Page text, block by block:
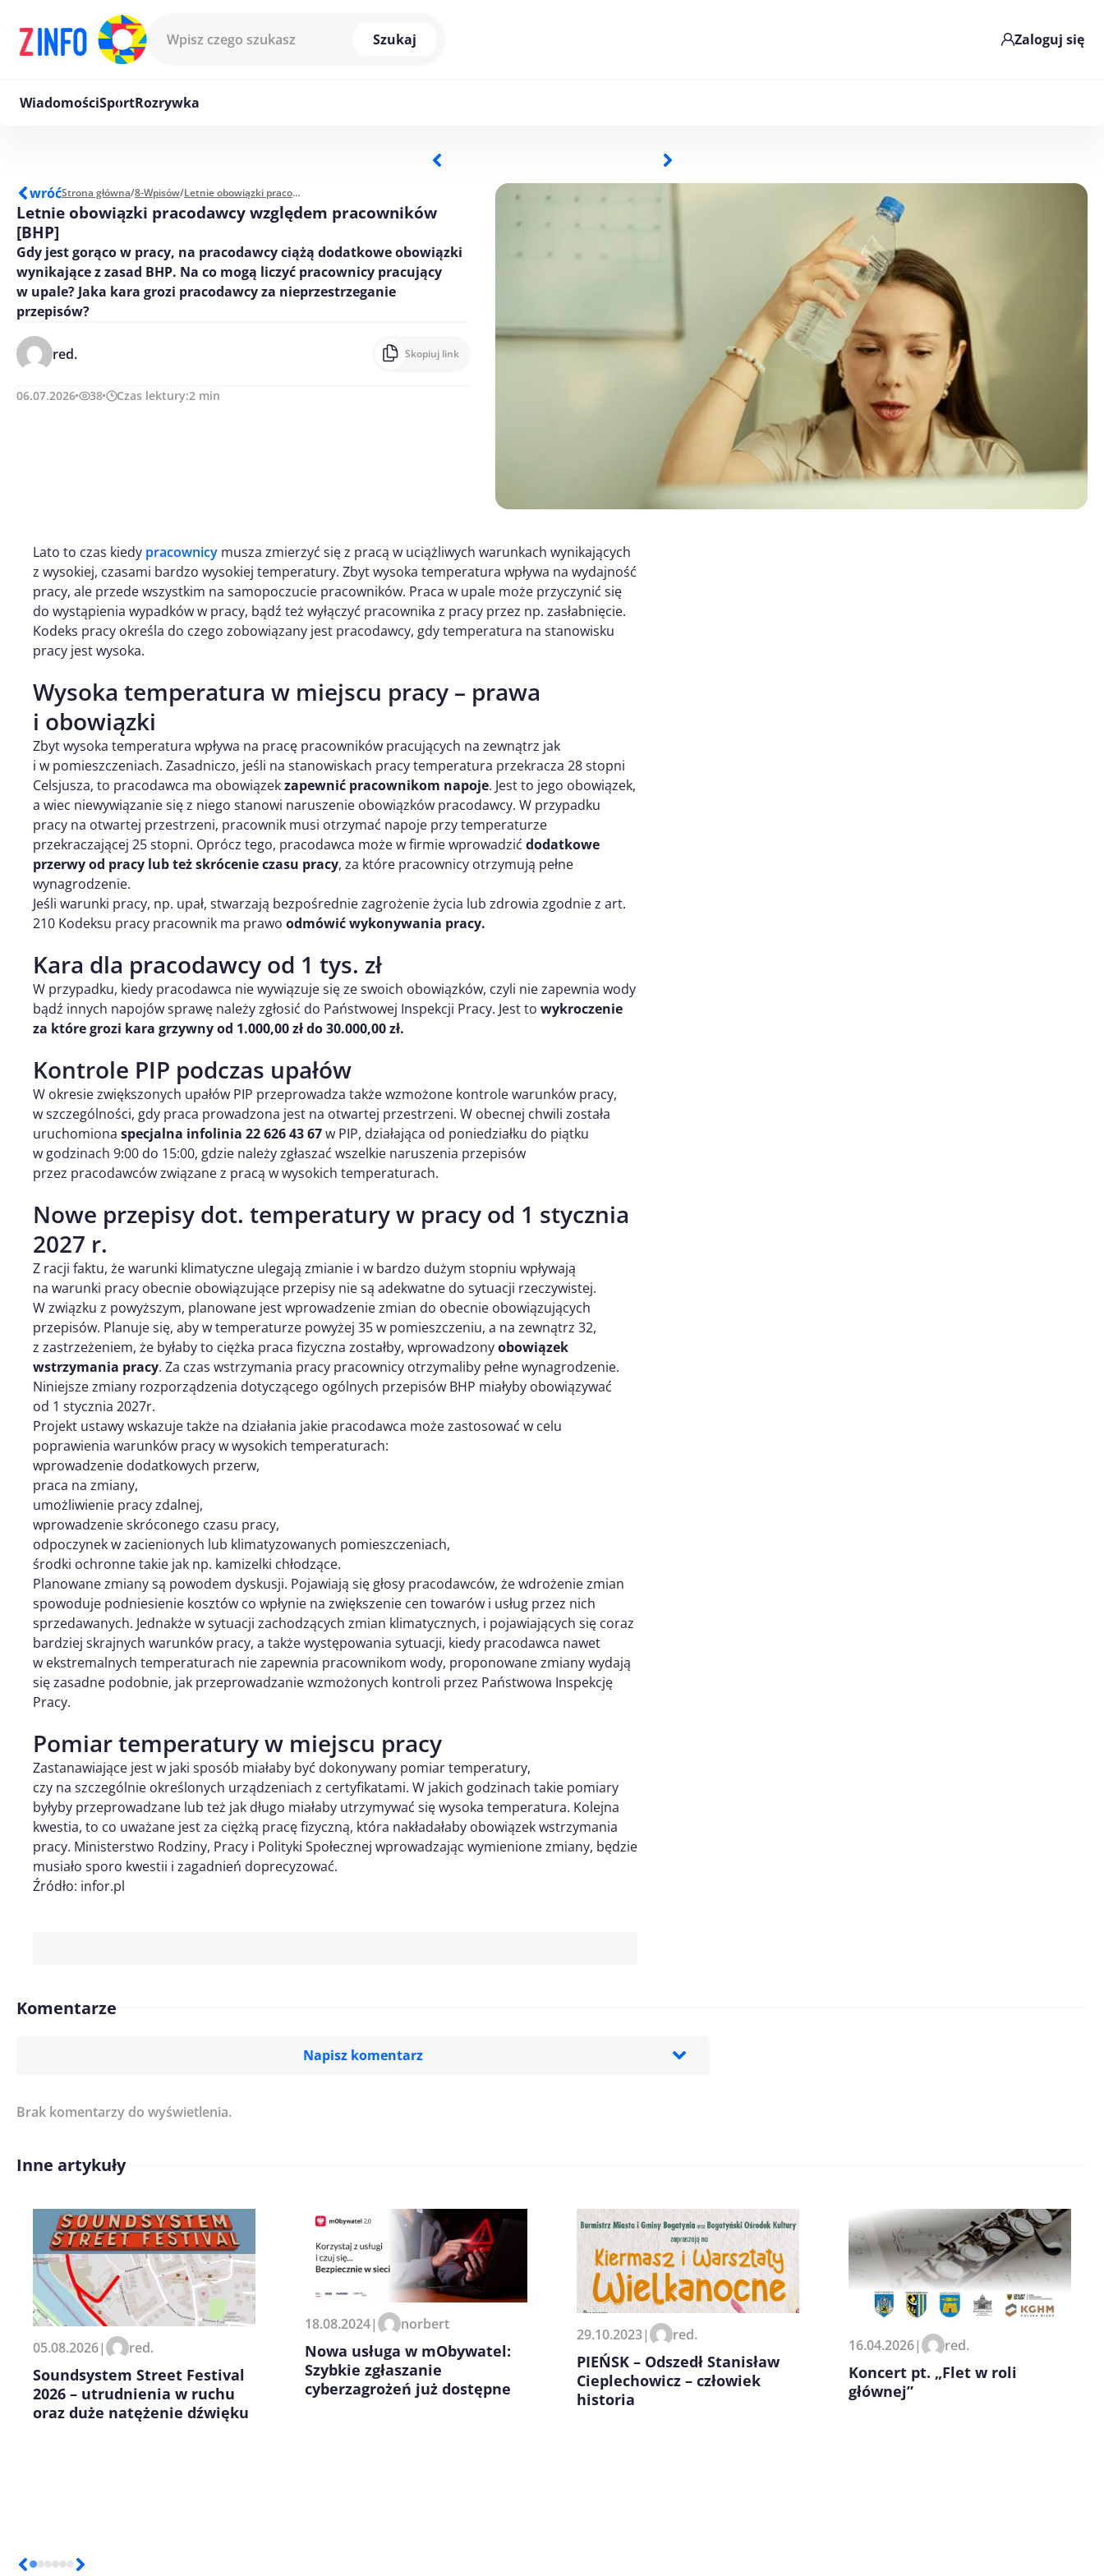
Szukaj
Zaloguj się
WiadomościSportRozrywka
wróćStrona główna/8-Wpisów/ Letnie obowiązki pracodawcy względem pracowników [BHP]
Letnie obowiązki pracodawcy względem pracowników
[BHP]
Gdy jest gorąco w pracy, na pracodawcy ciążą dodatkowe obowiązki
wynikające z zasad BHP. Na co mogą liczyć pracownicy pracujący
w upale? Jaka kara grozi pracodawcy za nieprzestrzeganie
przepisów?
red. Skopiuj link
06.07.2026 38 Czas lektury:2 min
Lato to czas kiedy pracownicy musza zmierzyć się z pracą w uciążliwych warunkach wynikających
z wysokiej, czasami bardzo wysokiej temperatury. Zbyt wysoka temperatura wpływa na wydajność
pracy, ale przede wszystkim na samopoczucie pracowników. Praca w upale może przyczynić się
do wystąpienia wypadków w pracy, bądź też wyłączyć pracownika z pracy przez np. zasłabnięcie.
Kodeks pracy określa do czego zobowiązany jest pracodawcy, gdy temperatura na stanowisku
pracy jest wysoka.
Wysoka temperatura w miejscu pracy – prawa
i obowiązki
Zbyt wysoka temperatura wpływa na pracę pracowników pracujących na zewnątrz jak
i w pomieszczeniach. Zasadniczo, jeśli na stanowiskach pracy temperatura przekracza 28 stopni
Celsjusza, to pracodawca ma obowiązekzapewnić pracownikom napoje. Jest to jego obowiązek,
a wiec niewywiązanie się z niego stanowi naruszenie obowiązków pracodawcy. W przypadku
pracy na otwartej przestrzeni, pracownik musi otrzymać napoje przy temperaturze
przekraczającej 25 stopni. Oprócz tego, pracodawca może w firmie wprowadzić dodatkowe
przerwy od pracy lub też skrócenie czasu pracy, za które pracownicy otrzymują pełne
wynagrodzenie.
Jeśli warunki pracy, np. upał, stwarzają bezpośrednie zagrożenie życia lub zdrowia zgodnie z art.
210 Kodeksu pracy pracownik ma prawo odmówić wykonywania pracy.
Kara dla pracodawcy od 1 tys. zł
W przypadku, kiedy pracodawca nie wywiązuje się ze swoich obowiązków, czyli nie zapewnia wody
bądź innych napojów sprawę należy zgłosić do Państwowej Inspekcji Pracy. Jest to wykroczenie
za które grozi kara grzywny od 1.000,00 zł do 30.000,00 zł.
Kontrole PIP podczas upałów
W okresie zwiększonych upałów PIP przeprowadza także wzmożone kontrole warunków pracy,
w szczególności, gdy praca prowadzona jest na otwartej przestrzeni. W obecnej chwili została
uruchomiona specjalna infolinia 22 626 43 67w PIP, działająca od poniedziałku do piątku
w godzinach 9:00 do 15:00, gdzie należy zgłaszać wszelkie naruszenia przepisów
przez pracodawców związane z pracą w wysokich temperaturach.
Nowe przepisy dot. temperatury w pracy od 1 stycznia
2027 r.
Z racji faktu, że warunki klimatyczne ulegają zmianie i w bardzo dużym stopniu wpływają
na warunki pracy obecnie obowiązujące przepisy nie są adekwatne do sytuacji rzeczywistej.
W związku z powyższym, planowane jest wprowadzenie zmian do obecnie obowiązujących
przepisów. Planuje się, aby w temperaturze powyżej 35 w pomieszczeniu, a na zewnątrz 32,
z zastrzeżeniem, że byłaby to ciężka praca fizyczna zostałby, wprowadzonyobowiązek
wstrzymania pracy. Za czas wstrzymania pracy pracownicy otrzymaliby pełne wynagrodzenie.
Niniejsze zmiany rozporządzenia dotyczącego ogólnych przepisów BHP miałyby obowiązywać
od 1 stycznia 2027r.
Projekt ustawy wskazuje także na działania jakie pracodawca może zastosować w celu
poprawienia warunków pracy w wysokich temperaturach:
wprowadzenie dodatkowych przerw,
praca na zmiany,
umożliwienie pracy zdalnej,
wprowadzenie skróconego czasu pracy,
odpoczynek w zacienionych lub klimatyzowanych pomieszczeniach,
środki ochronne takie jak np. kamizelki chłodzące.
Planowane zmiany są powodem dyskusji. Pojawiają się głosy pracodawców, że wdrożenie zmian
spowoduje podniesienie kosztów co wpłynie na zwiększenie cen towarów i usług przez nich
sprzedawanych. Jednakże w sytuacji zachodzących zmian klimatycznych, i pojawiających się coraz
bardziej skrajnych warunków pracy, a także występowania sytuacji, kiedy pracodawca nawet
w ekstremalnych temperaturach nie zapewnia pracownikom wody, proponowane zmiany wydają
się zasadne podobnie, jak przeprowadzanie wzmożonych kontroli przez Państwowa Inspekcję
Pracy.
Pomiar temperatury w miejscu pracy
Zastanawiające jest w jaki sposób miałaby być dokonywany pomiar temperatury,
czy na szczególnie określonych urządzeniach z certyfikatami. W jakich godzinach takie pomiary
byłyby przeprowadzane lub też jak długo miałaby utrzymywać się wysoka temperatura. Kolejna
kwestia, to co uważane jest za ciężką pracę fizyczną, która nakładałaby obowiązek wstrzymania
pracy. Ministerstwo Rodziny, Pracy i Polityki Społecznej wprowadzając wymienione zmiany, będzie
musiało sporo kwestii i zagadnień doprecyzować.
Źródło: infor.pl
Komentarze
Napisz komentarz
Imię/ Nick*
Zapamiętaj moje dane w tej przeglądarce podczas pisania
kolejnych komentarzy.
Brak komentarzy do wyświetlenia.
Inne artykuły
05.08.2026| red.
Soundsystem Street Festival
2026 – utrudnienia w ruchu
oraz duże natężenie dźwięku
18.08.2024| norbert
Nowa usługa w mObywatel:
Szybkie zgłaszanie
cyberzagrożeń już dostępne
29.10.2023| red.
PIEŃSK – Odszedł Stanisław
Cieplechowicz – człowiek
historia
16.04.2026| red.
Koncert pt. „Flet w roli
głównej”